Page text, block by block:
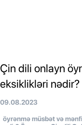
Çin dili onlayn
eksiklikləri nədir?
09.08.2023
öyrənmə müsbət və